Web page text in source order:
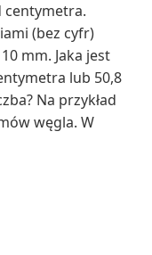
centymetra.
(bez cyfr)
mm. Jaka jest
lub 50,8
Na przykład
węgla. W